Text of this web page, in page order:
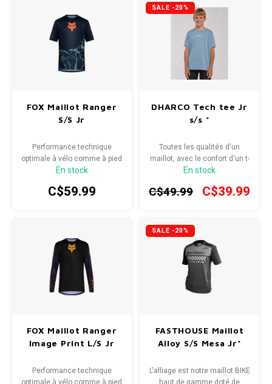
FOX Maillot Ranger
S/S Jr
Performance technique
optimale à vélo comme à pied
En stock
C$59.99
SALE -20%
DHARCO Tech tee Jr
s/s *
Toutes les qualités d'un
maillot, avec le confort d'un t-
shirt
En stock
C$49.99 C$39.99
FOX Maillot Ranger
Image Print L/S Jr
Performance technique
SALE -20%
FASTHOUSE Maillot
Alloy S/S Mesa Jr*
L'alliage est notre maillot BIKE